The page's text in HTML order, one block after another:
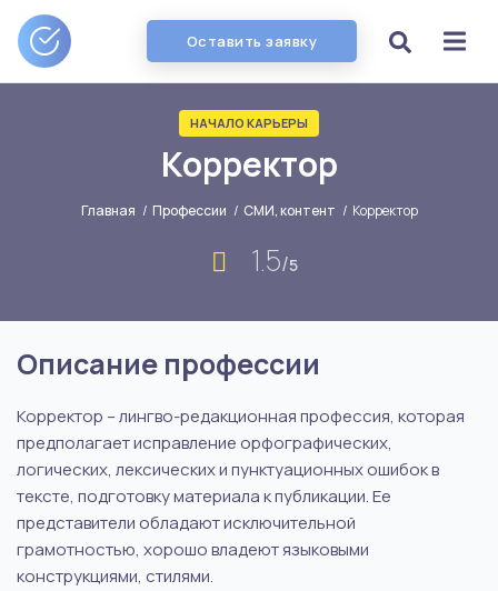
Оставить заявку
НАЧАЛО КАРЬЕРЫ
Корректор
Главная / Профессии / СМИ, контент / Корректор
1.5/5
Описание профессии
Корректор – лингво-редакционная профессия, которая
предполагает исправление орфографических,
логических, лексических и пунктуационных ошибок в
тексте, подготовку материала к публикации. Ее
представители обладают исключительной
грамотностью, хорошо владеют языковыми
конструкциями, стилями.